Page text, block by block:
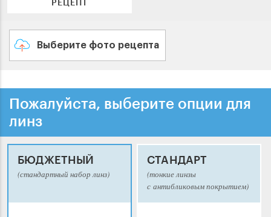
РЕЦЕПТ
Выберите фото рецепта
Пожалуйста, выберите опции для
линз
БЮДЖЕТНЫЙ
(стандартный набор линз)
СТАНДАРТ
(тонкие линзы
с антибликовым покрытием)